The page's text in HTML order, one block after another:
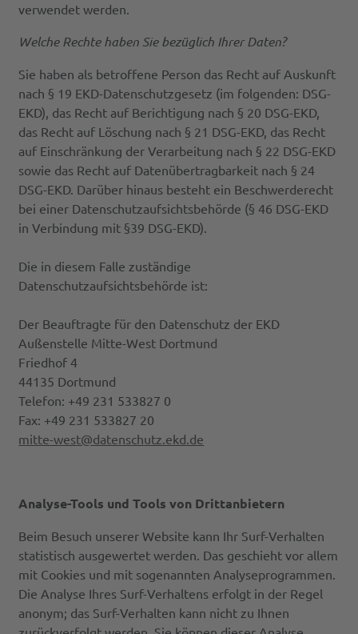
verwendet werden.
Welche Rechte haben Sie bezüglich Ihrer Daten?
Sie haben als betroffene Person das Recht auf Auskunft
nach § 19 EKD-Datenschutzgesetz (im folgenden: DSG-
EKD), das Recht auf Berichtigung nach § 20 DSG-EKD,
das Recht auf Löschung nach § 21 DSG-EKD, das Recht
auf Einschränkung der Verarbeitung nach § 22 DSG-EKD
sowie das Recht auf Datenübertragbarkeit nach § 24
DSG-EKD. Darüber hinaus besteht ein Beschwerderecht
bei einer Datenschutzaufsichtsbehörde (§ 46 DSG-EKD
in Verbindung mit §39 DSG-EKD).
Die in diesem Falle zuständige
Datenschutzaufsichtsbehörde ist:
Der Beauftragte für den Datenschutz der EKD
Außenstelle Mitte-West Dortmund
Friedhof 4
44135 Dortmund
Telefon: +49 231 533827 0
Fax: +49 231 533827 20
mitte-west@datenschutz.ekd.de
Analyse-Tools und Tools von Drittanbietern
Beim Besuch unserer Website kann Ihr Surf-Verhalten
statistisch ausgewertet werden. Das geschieht vor allem
mit Cookies und mit sogenannten Analyseprogrammen.
Die Analyse Ihres Surf-Verhaltens erfolgt in der Regel
anonym; das Surf-Verhalten kann nicht zu Ihnen